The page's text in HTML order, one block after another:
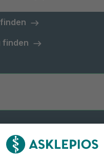
finden
bleiben